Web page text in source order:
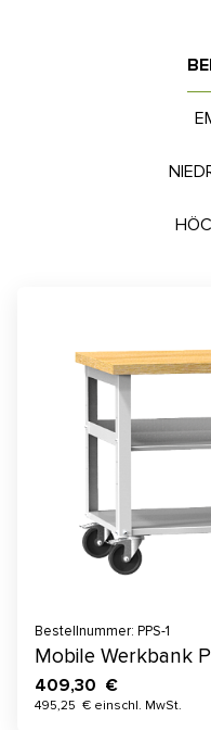
Bestellnummer: PPS-1
Mobile Werkbank
409,30 €
495,25 € einschl. MwSt.